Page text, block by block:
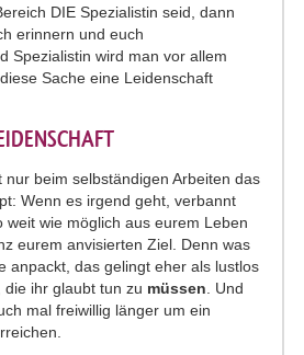
DIE Spezialistin seid, dann
erinnern und euch
Spezialistin wird man vor allem
Sache eine Leidenschaft
nur beim selbständigen Arbeiten das
Wenn es irgend geht, verbannt
weit wie möglich aus eurem Leben
eurem anvisierten Ziel. Denn was
anpackt, das gelingt eher als lustlos
ihr glaubt tun zu müssen . Und
mal freiwillig länger um ein